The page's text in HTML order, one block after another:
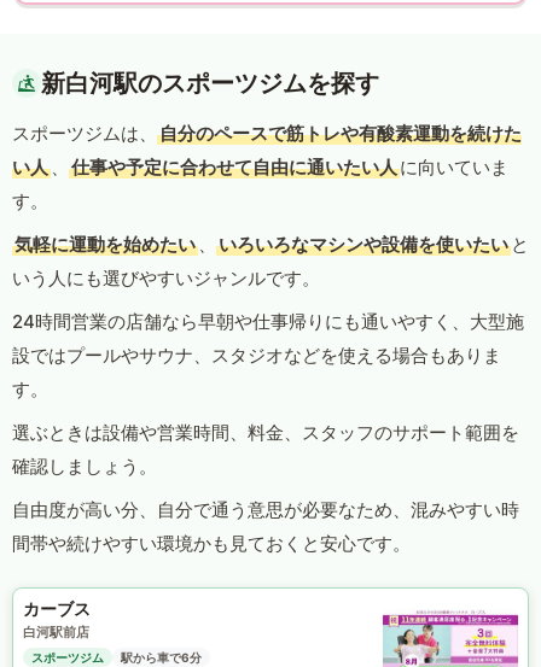
新白河駅のスポーツジムを探す
スポーツジムは、
自分のペースで筋トレや有酸素運動を続けた
い人 、 仕事や予定に合わせて自由に通いたい人に向いていま
す。
気軽に運動を始めたい 、 いろいろなマシンや設備を使いたい と
いう人にも選びやすいジャンルです。
24時間営業の店舗なら早朝や仕事帰りにも通いやすく、大型施
設ではプールやサウナ、スタジオなどを使える場合もありま
す。
選ぶときは設備や営業時間、料金、スタッフのサポート範囲を
確認しましょう。
自由度が高い分、自分で通う意思が必要なため、混みやすい時
間帯や続けやすい環境かも見ておくと安心です。
カーブス
白河駅前店
スポーツジム
駅から車で6分